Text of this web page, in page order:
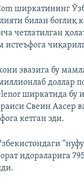
ширкатининг
билан боғлиқ
четлатилган
истеъфога
эвазига бу
доллар
ширкатида бу
Свеин Аасер
кетган эди.
идораларига